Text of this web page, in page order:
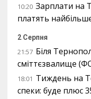
10:20 Зарплати на
платять
2 Серпня
21:57 Біля
сміттєзвалище
18:01 Тиждень на
спеки: буде плюс